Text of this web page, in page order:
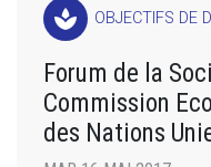
spa OBJECTIFS DE
Forum de la
Commission
des Nations